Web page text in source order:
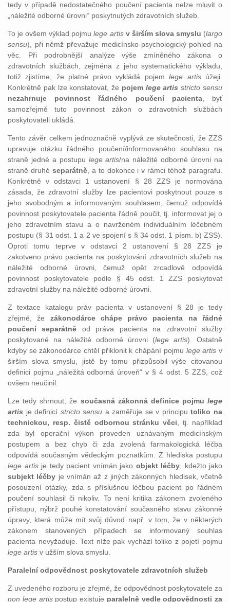
tedy v případě nedostatečného poučení pacienta nelze mluvit o
„náležité odborné úrovni“ poskytnutých zdravotních služeb.
To je ovšem výklad pojmulege artis v širším slova smyslu (largo
sensu), při němž převažuje medicínsko-psychologický pohled na
věc. Při podrobnější analýze výše zmíněného zákona o
zdravotních službách, zejména z jeho systematického výkladu,
totiž zjistíme, že platné právo vykládá pojemlege artisúžeji.
Konkrétně pak lze konstatovat, že pojem lege artis stricto sensu
nezahrnuje povinnost řádného poučení pacienta, byť
samozřejmě tuto povinnost zákon o zdravotních službách
poskytovateli ukládá.
Tento závěr celkem jednoznačně vyplývá ze skutečnosti, že ZZS
upravuje otázku řádného poučení/informovaného souhlasu na
straně jedné a postupu lege artis/na náležité odborné úrovni na
straně druhé separátně, a to dokonce i v rámci téhož paragrafu.
Konkrétně v odstavci 1 ustanovení § 28 ZZS je normována
zásada, že zdravotní služby lze pacientovi poskytnout pouze s
jeho svobodným a informovaným souhlasem, čemuž odpovídá
povinnost poskytovatele pacienta řádně poučit, tj. informovat jej o
jeho zdravotním stavu a o navrženém individuálním léčebném
postupu (§ 31 odst. 1 a 2 ve spojení s § 34 odst. 1 písm. b) ZSS).
Oproti tomu teprve v odstavci 2 ustanovení § 28 ZZS je
zakotveno právo pacienta na poskytování zdravotních služeb na
náležité odborné úrovni, čemuž opět zrcadlově odpovídá
povinnost poskytovatele podle § 45 odst. 1 ZZS poskytovat
zdravotní služby na náležité odborné úrovni.
Z textace katalogu práv pacienta v ustanovení § 28 je tedy
zřejmé, že zákonodárce chápe právo pacienta na řádné
poučení separátně od práva pacienta na zdravotní služby
poskytované na náležité odborné úrovni (lege artis). Ostatně
kdyby se zákonodárce chtěl přiklonit k chápání pojmu lege artis v
širším slova smyslu, jistě by tomu přizpůsobil výše citovanou
definici pojmu „náležitá odborná úroveň“ v § 4 odst. 5 ZZS, což
ovšem neučinil.
Lze tedy shrnout, že současná zákonná definice pojmu lege
artis je definicí stricto sensu a zaměřuje se v principutoliko na
technickou, resp. čistě odbornou stránku věci , tj. například
zda byl operační výkon proveden uznávaným medicínským
postupem a bez chyb či zda zvolená farmakologická léčba
odpovídá současným vědeckým poznatkům. Z hlediska postupu
lege artisje tedy pacient vnímán jako objekt léčby , kdežto jako
subjekt léčby je vnímán až z jiných zákonných hledisek, včetně
posouzení otázky, zda s příslušnou léčbou pacient po řádném
poučení souhlasil či nikoliv. To není kritika zákonem zvoleného
přístupu, nýbrž pouhé konstatování současného stavu zákonné
úpravy, která může mít svůj důvod např. v tom, že v některých
zákonem stanovených případech se informovaný souhlas
pacienta nevyžaduje. Text níže pak vychází toliko z pojetí pojmu
lege artis v užším slova smyslu.
Paralelní odpovědnost poskytovatele zdravotních služeb
Z uvedeného rozboru je zřejmé, že odpovědnost poskytovatele za
non lege artispostup existuje paralelně vedle odpovědnosti za